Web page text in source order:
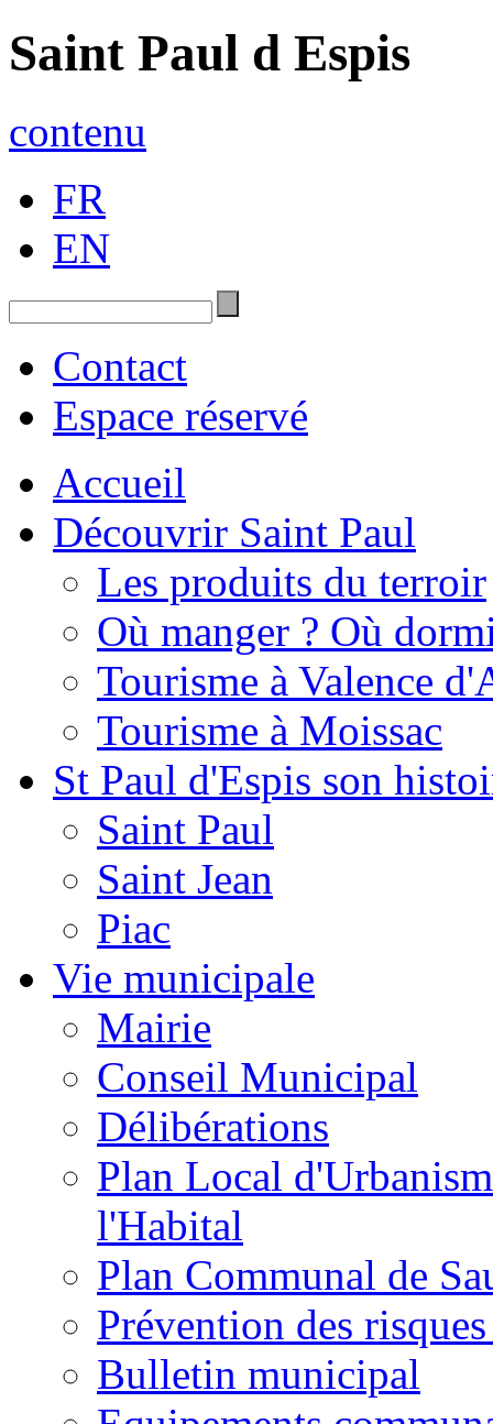
Saint Paul d Espis
contenu
FR
EN
Contact
Espace réservé
Accueil
Découvrir Saint Paul
Les produits du terroir
Où manger ? Où
Tourisme à Valence
Tourisme à Moissac
St Paul d'Espis son
Saint Paul
Saint Jean
Piac
Vie municipale
Mairie
Conseil Municipal
Délibérations
Plan Local
l'Habital
Plan Communal de
Prévention des
Bulletin municipal